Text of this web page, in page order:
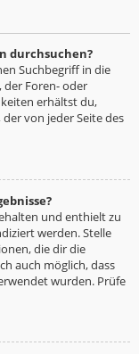
durchsuchen?
Suchbegriff in die
der Foren- oder
erhältst du,
von jeder Seite des
und enthielt zu
werden. Stelle
die dir die
auch möglich, dass
wurden. Prüfe